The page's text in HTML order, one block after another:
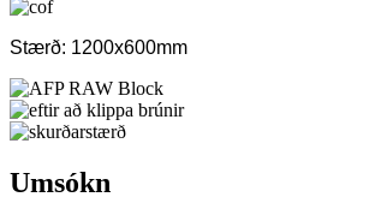
Stærð: 1200x600mm
Umsókn